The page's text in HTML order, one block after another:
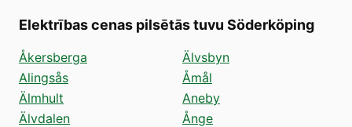
Elektrības cenas pilsētās tuvu Söderköping
Åkersberga
Alingsås
Älmhult
Älvdalen
Älvsbyn
Åmål
Aneby
Ånge